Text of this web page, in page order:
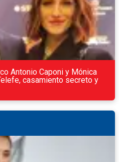
Antonio Caponi y Mónica
casamiento secreto y